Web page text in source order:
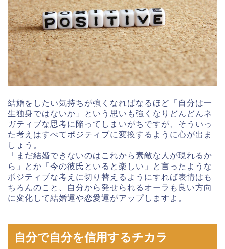
結婚をしたい気持ちが強くなればなるほど「自分は一
生独身ではないか」という思いも強くなりどんどんネ
ガティブな思考に陥ってしまいがちですが、そういっ
た考えはすべてポジティブに変換するように心が出ま
しょう。
「まだ結婚できないのはこれから素敵な人が現れるか
ら」とか「今の彼氏といると楽しい」と言ったような
ポジティブな考えに切り替えるようにすれば表情はも
ちろんのこと、自分から発せられるオーラも良い方向
に変化して結婚運や恋愛運がアップしますよ。
自分で自分を信用するチカラ